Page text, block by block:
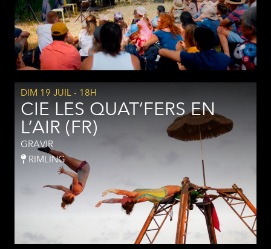
DIM 19 JUIL - 18H
CIE LES QUAT’FERS EN
L’AIR (FR)
GRAVIR
RIMLING